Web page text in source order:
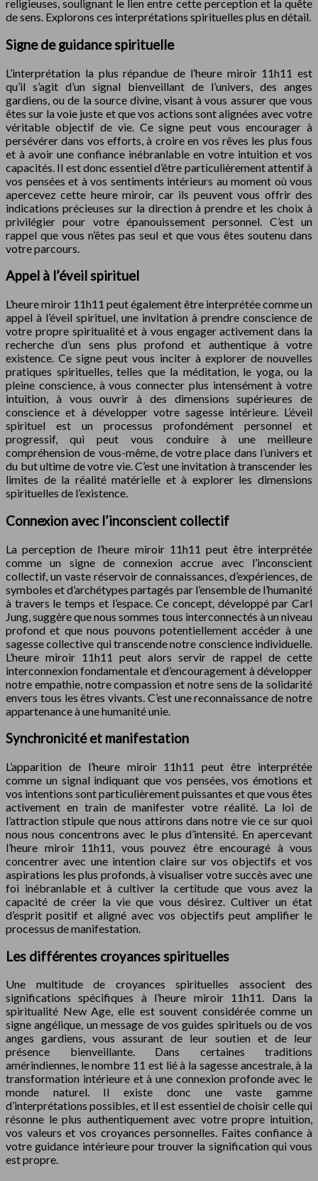
religieuses, soulignant le lien entre cette perception et la quête
de sens. Explorons ces interprétations spirituelles plus en détail.
Signe de guidance spirituelle
L’interprétation la plus répandue de l’heure miroir 11h11 est
qu’il s’agit d’un signal bienveillant de l’univers, des anges
gardiens, ou de la source divine, visant à vous assurer que vous
êtes sur la voie juste et que vos actions sont alignées avec votre
véritable objectif de vie. Ce signe peut vous encourager à
persévérer dans vos efforts, à croire en vos rêves les plus fous
et à avoir une confiance inébranlable en votre intuition et vos
capacités. Il est donc essentiel d’être particulièrement attentif à
vos pensées et à vos sentiments intérieurs au moment où vous
apercevez cette heure miroir, car ils peuvent vous offrir des
indications précieuses sur la direction à prendre et les choix à
privilégier pour votre épanouissement personnel. C’est un
rappel que vous n’êtes pas seul et que vous êtes soutenu dans
votre parcours.
Appel à l’éveil spirituel
L’heure miroir 11h11 peut également être interprétée comme un
appel à l’éveil spirituel, une invitation à prendre conscience de
votre propre spiritualité et à vous engager activement dans la
recherche d’un sens plus profond et authentique à votre
existence. Ce signe peut vous inciter à explorer de nouvelles
pratiques spirituelles, telles que la méditation, le yoga, ou la
pleine conscience, à vous connecter plus intensément à votre
intuition, à vous ouvrir à des dimensions supérieures de
conscience et à développer votre sagesse intérieure. L’éveil
spirituel est un processus profondément personnel et
progressif, qui peut vous conduire à une meilleure
compréhension de vous-même, de votre place dans l’univers et
du but ultime de votre vie. C’est une invitation à transcender les
limites de la réalité matérielle et à explorer les dimensions
spirituelles de l’existence.
Connexion avec l’inconscient collectif
La perception de l’heure miroir 11h11 peut être interprétée
comme un signe de connexion accrue avec l’inconscient
collectif, un vaste réservoir de connaissances, d’expériences, de
symboles et d’archétypes partagés par l’ensemble de l’humanité
à travers le temps et l’espace. Ce concept, développé par Carl
Jung, suggère que nous sommes tous interconnectés à un niveau
profond et que nous pouvons potentiellement accéder à une
sagesse collective qui transcende notre conscience individuelle.
L’heure miroir 11h11 peut alors servir de rappel de cette
interconnexion fondamentale et d’encouragement à développer
notre empathie, notre compassion et notre sens de la solidarité
envers tous les êtres vivants. C’est une reconnaissance de notre
appartenance à une humanité unie.
Synchronicité et manifestation
L’apparition de l’heure miroir 11h11 peut être interprétée
comme un signal indiquant que vos pensées, vos émotions et
vos intentions sont particulièrement puissantes et que vous êtes
activement en train de manifester votre réalité. La loi de
l’attraction stipule que nous attirons dans notre vie ce sur quoi
nous nous concentrons avec le plus d’intensité. En apercevant
l’heure miroir 11h11, vous pouvez être encouragé à vous
concentrer avec une intention claire sur vos objectifs et vos
aspirations les plus profonds, à visualiser votre succès avec une
foi inébranlable et à cultiver la certitude que vous avez la
capacité de créer la vie que vous désirez. Cultiver un état
d’esprit positif et aligné avec vos objectifs peut amplifier le
processus de manifestation.
Les différentes croyances spirituelles
Une multitude de croyances spirituelles associent des
significations spécifiques à l’heure miroir 11h11. Dans la
spiritualité New Age, elle est souvent considérée comme un
signe angélique, un message de vos guides spirituels ou de vos
anges gardiens, vous assurant de leur soutien et de leur
présence bienveillante. Dans certaines traditions
amérindiennes, le nombre 11 est lié à la sagesse ancestrale, à la
transformation intérieure et à une connexion profonde avec le
monde naturel. Il existe donc une vaste gamme
d’interprétations possibles, et il est essentiel de choisir celle qui
résonne le plus authentiquement avec votre propre intuition,
vos valeurs et vos croyances personnelles. Faites confiance à
votre guidance intérieure pour trouver la signification qui vous
est propre.